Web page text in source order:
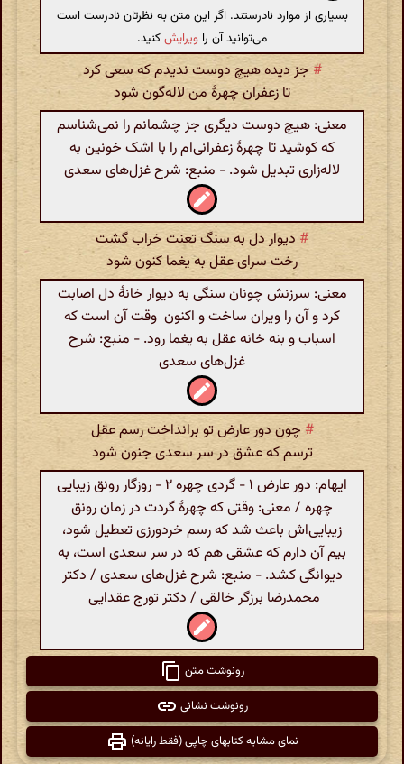
بسیاری از موارد نادرستند. اگر این متن به نظرتان نادرست است
می‌توانید آن را ویرایشکنید.
# جز دیده هیچ دوست ندیدم که سعی کرد
تا زعفران چهرهٔ من لاله‌گون شود
معنی: هیچ دوست دیگری جز چشمانم را نمی‌شناسم
که کوشید تا چهرهٔ زعفرانی‌ام را با اشک خونین به
لاله‌زاری تبدیل شود. - منبع: شرح غزل‌های سعدی
# دیوار دل به سنگ تعنت خراب گشت
رخت سرای عقل به یغما کنون شود
معنی: سرزنش چونان سنگی به دیوار خانهٔ دل اصابت
کرد و آن را ویران ساخت و اکنون وقت آن است که
اسباب و بنه خانه عقل به یغما رود. - منبع: شرح
غزل‌های سعدی
# چون دور عارض تو برانداخت رسم عقل
ترسم که عشق در سر سعدی جنون شود
ایهام: دور عارض ۱ - گردی چهره ۲ - روزگار رونق زیبایی
چهره / معنی: وقتی که چهرهٔ گردت در زمان رونق
زیبایی‌اش باعث شد که رسم خردورزی تعطیل شود،
بیم آن دارم که عشقی هم که در سر سعدی است، به
دیوانگی کشد. - منبع: شرح غزل‌های سعدی / دکتر
محمدرضا برزگر خالقی / دکتر تورج عقدایی
رونوشت متن
رونوشت نشانی
نمای مشابه کتابهای چاپی (فقط رایانه)